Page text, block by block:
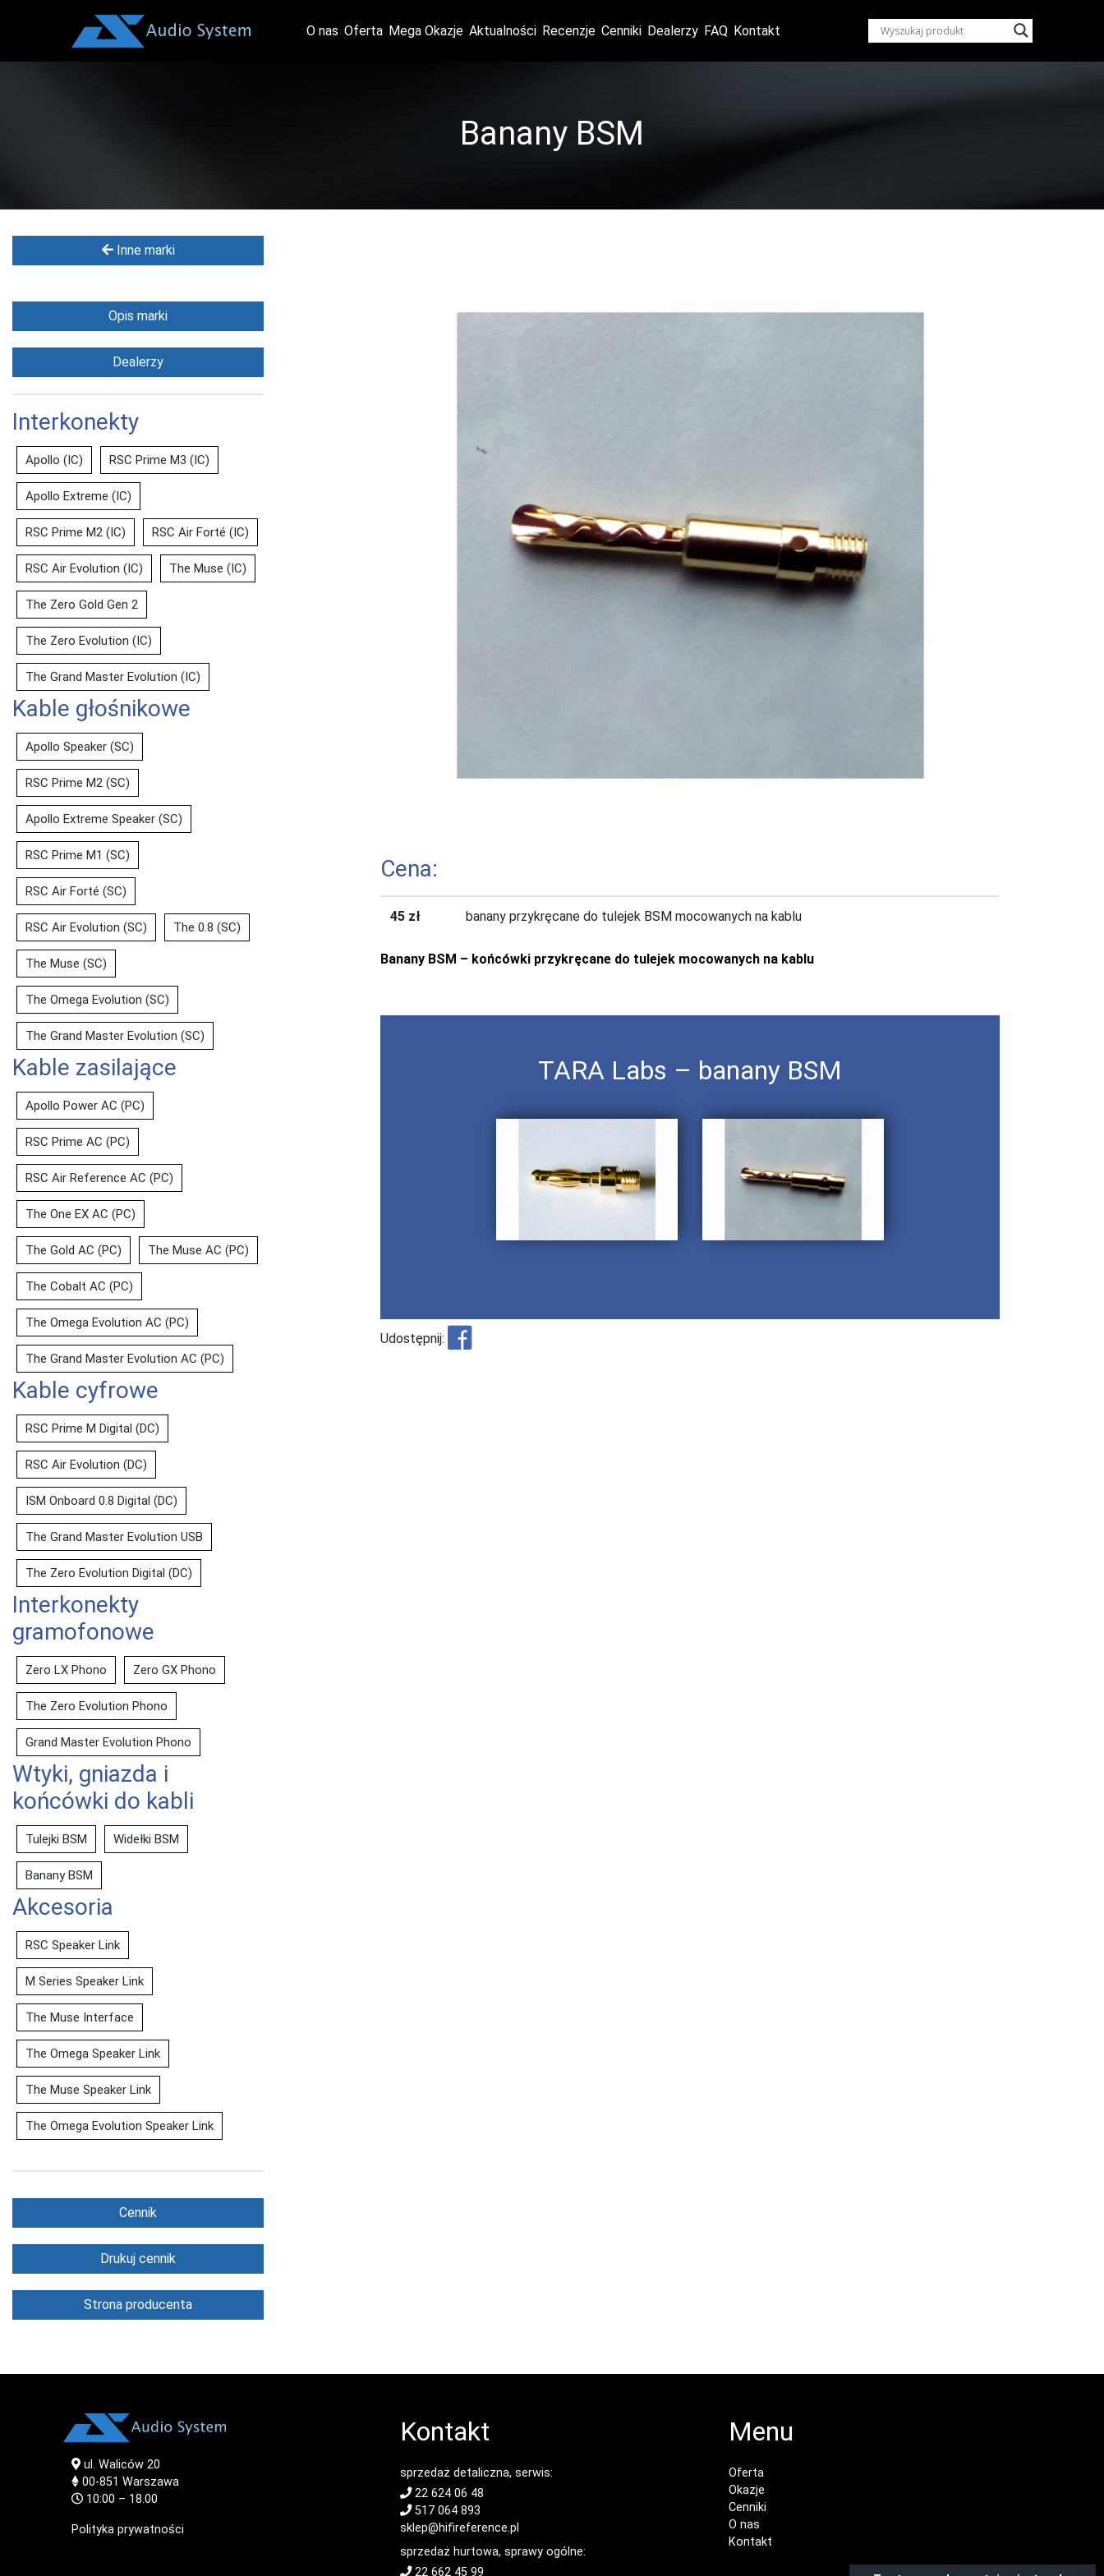
O nas Oferta Mega Okazje Aktualności Recenzje Cenniki Dealerzy FAQ Kontakt
Banany BSM
Inne marki
Opis marki
Dealerzy
Interkonekty
Apollo (IC) RSC Prime M3 (IC)
Apollo Extreme (IC)
RSC Prime M2 (IC) RSC Air Forté (IC)
RSC Air Evolution (IC) The Muse (IC)
The Zero Gold Gen 2
The Zero Evolution (IC)
The Grand Master Evolution (IC)
Kable głośnikowe
Apollo Speaker (SC)
RSC Prime M2 (SC)
Apollo Extreme Speaker (SC)
RSC Prime M1 (SC)
RSC Air Forté (SC)
RSC Air Evolution (SC) The 0.8 (SC)
The Muse (SC)
The Omega Evolution (SC)
The Grand Master Evolution (SC)
Kable zasilające
Apollo Power AC (PC)
RSC Prime AC (PC)
RSC Air Reference AC (PC)
The One EX AC (PC)
The Gold AC (PC) The Muse AC (PC)
The Cobalt AC (PC)
The Omega Evolution AC (PC)
The Grand Master Evolution AC (PC)
Kable cyfrowe
RSC Prime M Digital (DC)
RSC Air Evolution (DC)
ISM Onboard 0.8 Digital (DC)
The Grand Master Evolution USB
The Zero Evolution Digital (DC)
Interkonekty
gramofonowe
Zero LX Phono Zero GX Phono
The Zero Evolution Phono
Grand Master Evolution Phono
Wtyki, gniazda i
końcówki do kabli
Tulejki BSM Widełki BSM
Banany BSM
Akcesoria
RSC Speaker Link
M Series Speaker Link
The Muse Interface
The Omega Speaker Link
The Muse Speaker Link
The Omega Evolution Speaker Link
Cennik
Drukuj cennik
Strona producenta
Cena:
45 zł banany przykręcane do tulejek BSM mocowanych na kablu
Banany BSM – końcówki przykręcane do tulejek mocowanych na kablu
TARA Labs – banany BSM
Udostępnij:
ul. Waliców 20
00-851 Warszawa
10:00 – 18.00
Polityka prywatności
Kontakt
sprzedaż detaliczna, serwis:
22 624 06 48
517 064 893
sklep@hifireference.pl
sprzedaż hurtowa, sprawy ogólne:
22 662 45 99
Menu
Oferta
Okazje
Cenniki
O nas
Kontakt